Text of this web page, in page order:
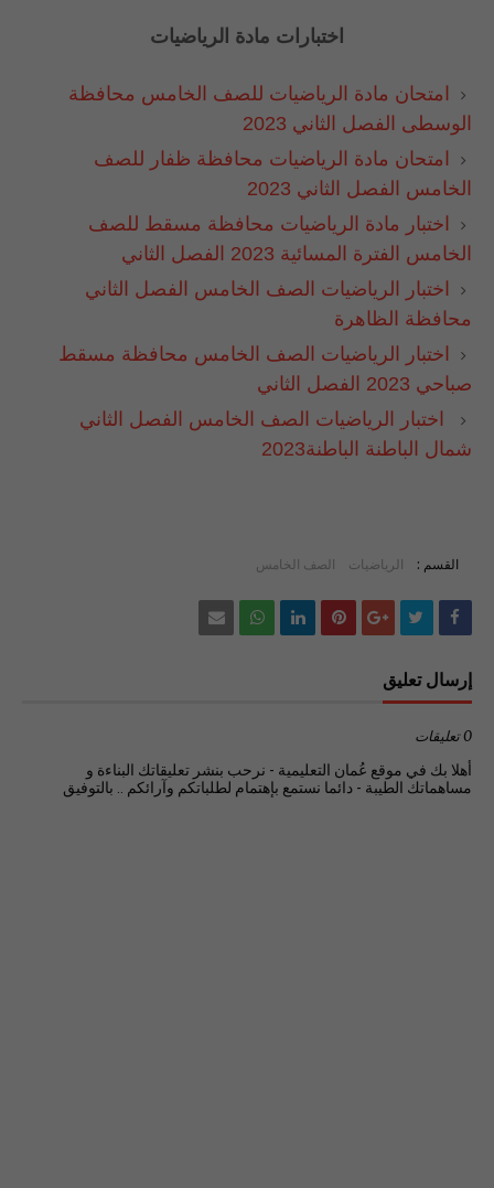
اختبارات مادة الرياضيات
امتحان مادة الرياضيات للصف الخامس محافظة
الوسطى الفصل الثاني 2023
امتحان مادة الرياضيات محافظة ظفار للصف
الخامس الفصل الثاني 2023
اختبار مادة الرياضيات محافظة مسقط للصف
الخامس الفترة المسائية 2023 الفصل الثاني
اختبار ‏الرياضيات ‏الصف ‏الخامس ‏الفصل ‏الثاني
‏محافظة ‏الظاهرة ‏
اختبار ‏الرياضيات ‏الصف ‏الخامس ‏محافظة ‏مسقط
‏صباحي ‏2023 ‏الفصل ‏الثاني
اختبار ‏الرياضيات ‏الصف ‏الخامس ‏الفصل ‏الثاني
‏شمال ‏الباطنة الباطنة2023 ‏
القسم : الرياضيات الصف الخامس
إرسال تعليق
0 تعليقات
أهلا بك في موقع عُمان التعليمية - نرحب بنشر تعليقاتك البناءة و
مساهماتك الطيبة - دائما نستمع بإهتمام لطلباتكم وآرائكم .. بالتوفيق